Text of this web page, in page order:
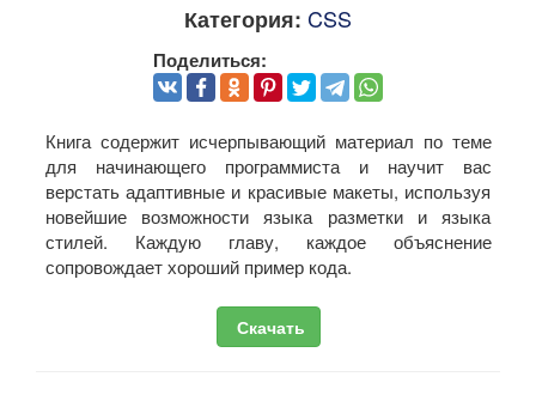
Категория: CSS
Поделиться:
Книга содержит исчерпывающий материал по теме
для начинающего программиста и научит вас
верстать адаптивные и красивые макеты, используя
новейшие возможности языка разметки и языка
стилей. Каждую главу, каждое объяснение
сопровождает хороший пример кода.
Скачать